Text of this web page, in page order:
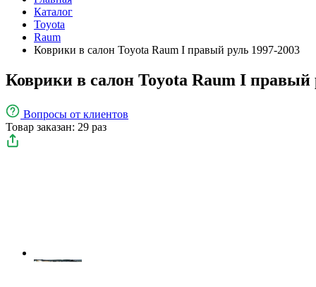
Каталог
Toyota
Raum
Коврики в салон Toyota Raum I правый руль 1997-2003
Коврики в салон Toyota Raum I правый
Вопросы от клиентов
Товар заказан: 29 раз